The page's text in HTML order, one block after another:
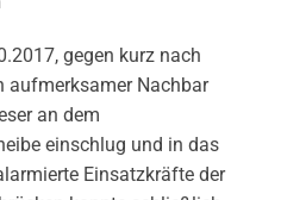
gegen kurz nach
aufmerksamer Nachbar
an dem
einschlug und in das
Einsatzkräfte der